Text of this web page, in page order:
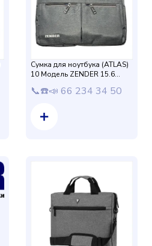
Сумка для ноутбука (ATLAS)
10 Модель ZENDER 15.6
📞☎️📣 66 234 34 50